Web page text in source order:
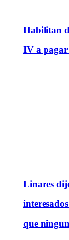
Habilitan
IV a pagar
Linares
que